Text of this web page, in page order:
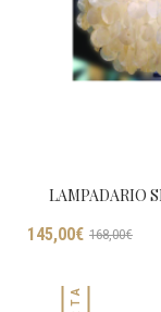
LAMPADARIO
168,00€
Il
145,00€Il